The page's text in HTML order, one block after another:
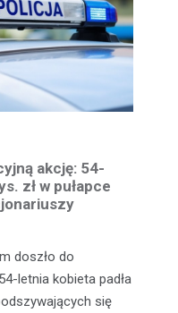
akcję: 54-
zł w pułapce
doszło do
letnia kobieta padła
się